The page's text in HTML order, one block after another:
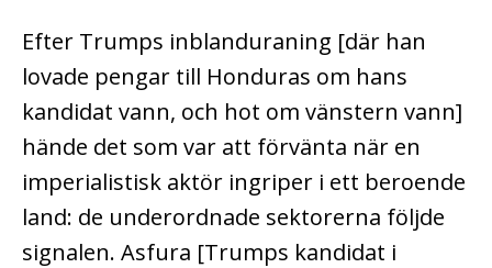
Efter Trumps inblanduraning [där han
lovade pengar till Honduras om hans
kandidat vann, och hot om vänstern vann]
hände det som var att förvänta när en
imperialistisk aktör ingriper i ett beroende
land: de underordnade sektorerna följde
signalen. Asfura [Trumps kandidat i